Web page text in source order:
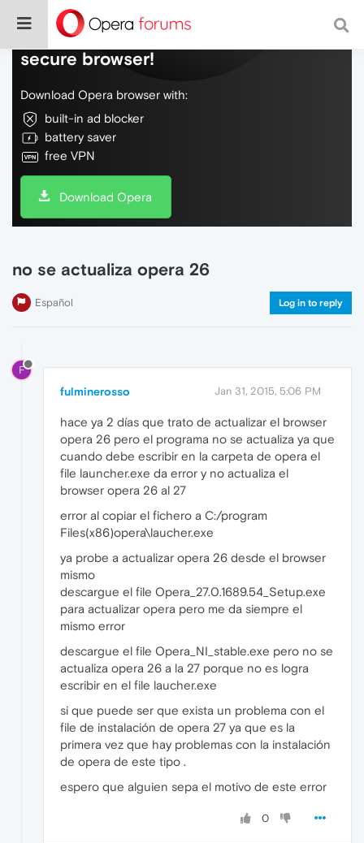
Do more on the web, with a fast and
secure browser!
Download Opera browser with:
built-in ad blocker
battery saver
free VPN
Download Opera
no se actualiza opera 26
Español Log in to reply
F
fulminerosso Jan 31, 2015, 5:06 PM
hace ya 2 días que trato de actualizar el browser
opera 26 pero el programa no se actualiza ya que
cuando debe escribir en la carpeta de opera el
file launcher.exe da error y no actualiza el
browser opera 26 al 27
error al copiar el fichero a C:/program
Files(x86)opera\laucher.exe
ya probe a actualizar opera 26 desde el browser
mismo
descargue el file Opera_27.0.1689.54_Setup.exe
para actualizar opera pero me da siempre el
mismo error
descargue el file Opera_NI_stable.exe pero no se
actualiza opera 26 a la 27 porque no es logra
escribir en el file laucher.exe
si que puede ser que exista un problema con el
file de instalación de opera 27 ya que es la
primera vez que hay problemas con la instalación
de opera de este tipo .
espero que alguien sepa el motivo de este error
0